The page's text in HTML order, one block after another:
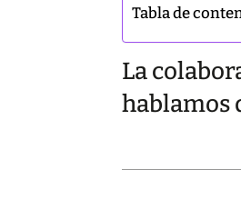
Tabla de
La
hablamos